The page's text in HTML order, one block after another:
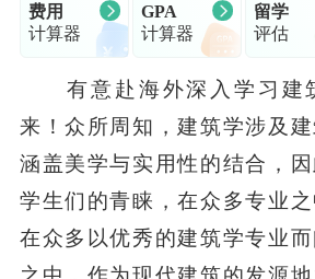
费用
计算器
GPA
计算器
留学
评估
有意赴海外深入学习建
来！众所周知，建筑学涉及建
涵盖美学与实用性的结合，
学生们的青睐，在众多专业
在众多以优秀的建筑学专业